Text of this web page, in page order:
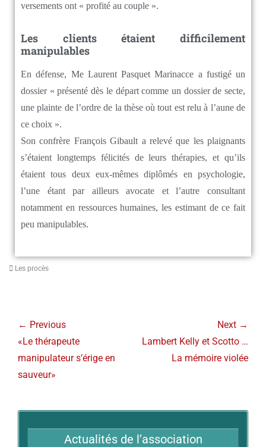
versements ont « profité au couple ».
Les clients étaient difficilement
manipulables
En défense, Me Laurent Pasquet Marinacce a fustigé un
dossier « présenté dès le départ comme un dossier de secte,
une plainte de l’ordre de la thèse où tout est relu à l’aune de
ce choix ».
Son confrère François Gibault a relevé que les plaignants
s’étaient longtemps félicités de leurs thérapies, et qu’ils
étaient tous deux eux-mêmes diplômés en psychologie,
l’une étant par ailleurs avocate et l’autre consultant
notamment en ressources humaines, les estimant de ce fait
peu manipulables.
Les procès
← Previous
«Le thérapeute
manipulateur s’érige en
sauveur»
Next →
Lambert Kelly et Scotto …
La mémoire violée
Actualités de l’association